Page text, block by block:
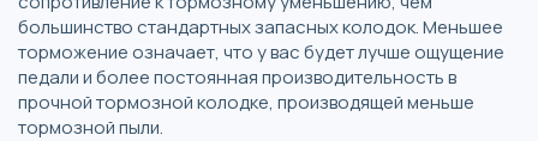
большинство стандартных запасных колодок. Меньшее
торможение означает, что у вас будет лучше ощущение
педали и более постоянная производительность в
прочной тормозной колодке, производящей меньше
тормозной пыли.